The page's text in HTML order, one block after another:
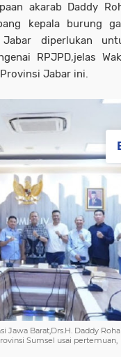
akarab Daddy
kepala burung
diperlukan
RPJPD,jelas
Jabar ini.
Barat,Drs.H. Daddy
Sumsel usai pertemuan,